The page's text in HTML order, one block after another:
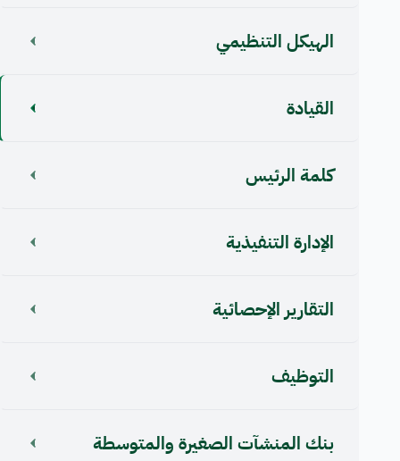
الهيكل التنظيمي
القيادة
كلمة الرئيس
اﻹدارة التنفيذية
التقارير الإحصائية
التوظيف
بنك المنشآت الصغيرة والمتوسطة